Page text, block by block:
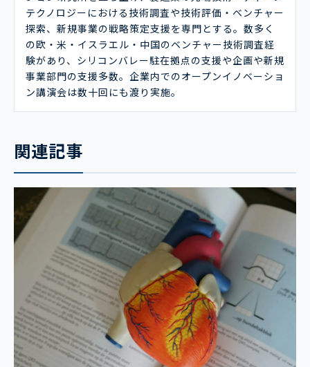
テクノロジーにおける技術調査や技術評価・ベンチャー
探索、新規事業の戦略策定支援を専門とする。数多く
の欧・米・イスラエル・中国のベンチャー技術調査経
験があり、シリコンバレー駐在拠点の支援や企画や新規
事業部門の支援多数。企業内でのオープンイノベーショ
ン講演会は数十回にも渡り実施。
関連記事